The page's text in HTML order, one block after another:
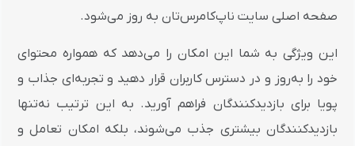
صفحه اصلی سایت ناپ‌کامرس‌تان به روز می‌شود.
این ویژگی به شما این امکان را می‌دهد که همواره محتوای
خود را به‌روز و در دسترس کاربران قرار دهید و تجربه‌ای جذاب و
پویا برای بازدیدکنندگان فراهم آورید. به این ترتیب نه‌تنها
بازدیدکنندگان بیشتری جذب می‌شوند، بلکه امکان تعامل و